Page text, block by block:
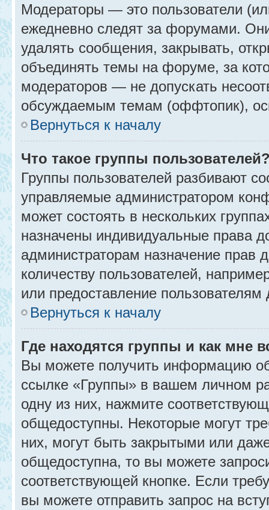
Модераторы — это пользователи
ежедневно следят за форумами.
удалять сообщения, закрывать,
объединять темы на форуме, за
модераторов — не допускать
обсуждаемым темам (оффтопик),
Вернуться к началу
Что такое группы
Группы пользователей разбивают
управляемые администратором
может состоять в нескольких
назначены индивидуальные права
администраторам назначение прав
количеству пользователей,
или предоставление
Вернуться к началу
Где находятся группы и как мне
Вы можете получить информацию
ссылке «Группы» в вашем личном
одну из них, нажмите
общедоступны. Некоторые могут
них, могут быть закрытыми или
общедоступна, то вы можете
соответствующей кнопке. Если
вы можете отправить запрос на